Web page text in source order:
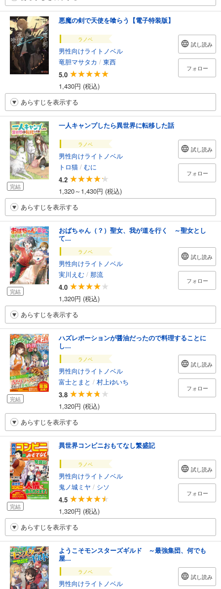
悪魔の剣で天使を喰らう【電子特装版】
ラノベ
男性向けライトノベル
竜胆マサタカ / 東西
5.0
1,430円 (税込)
試し読み
フォロー
あらすじを表示する
完結
一人キャンプしたら異世界に転移した話
ラノベ
男性向けライトノベル
トロ猫 / むに
4.2
1,320～1,430円 (税込)
試し読み
フォロー
あらすじを表示する
完結
おばちゃん（？）聖女、我が道を行く ～聖女とし
て...
ラノベ
男性向けライトノベル
実川えむ / 那流
4.0
1,320円 (税込)
試し読み
フォロー
あらすじを表示する
完結
ハズレポーションが醤油だったので料理することに
し...
ラノベ
男性向けライトノベル
富士とまと / 村上ゆいち
3.8
1,320円 (税込)
試し読み
フォロー
あらすじを表示する
完結
異世界コンビニおもてなし繁盛記
ラノベ
男性向けライトノベル
鬼ノ城ミヤ / シソ
4.5
1,320円 (税込)
試し読み
フォロー
あらすじを表示する
ようこそモンスターズギルド ～最強集団、何でも
屋...
ラノベ
男性向けライトノベル
試し読み